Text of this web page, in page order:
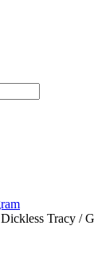
Dickless Tracy /